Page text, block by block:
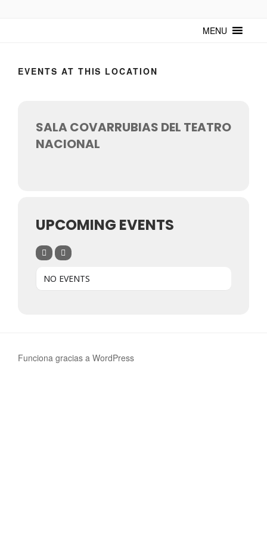
mantenerte actualizado sobre Cuba y sus artistas. Noticias, eventos y
MENU
EVENTS AT THIS LOCATION
SALA COVARRUBIAS DEL TEATRO
NACIONAL
UPCOMING EVENTS
NO EVENTS
Funciona gracias a WordPress